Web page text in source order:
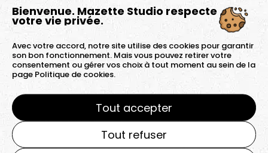
Bienvenue. Mazette Studio respecte
votre vie privée.
Avec votre accord, notre site utilise des cookies pour garantir
son bon fonctionnement. Mais vous pouvez retirer votre
consentement ou gérer vos choix à tout moment au sein de la
page Politique de cookies.
Tout accepter
Tout refuser
garçon était vraiment déçu et triste. Le problème
était évident : le père Noël était trop gros, il ne
passerait jamais.
Résolution du problème
C’est là que vous intervenez, vous, votre service,
votre produit. Vous êtes le sauveur, celui qui va
trouver la solution.